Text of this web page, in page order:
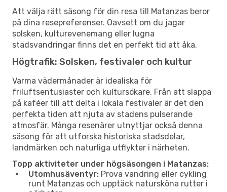
Att välja rätt säsong för din resa till Matanzas beror
på dina resepreferenser. Oavsett om du jagar
solsken, kulturevenemang eller lugna
stadsvandringar finns det en perfekt tid att åka.
Högtrafik: Solsken, festivaler och kultur
Varma vädermånader är idealiska för
friluftsentusiaster och kultursökare. Från att slappa
på kaféer till att delta i lokala festivaler är det den
perfekta tiden att njuta av stadens pulserande
atmosfär. Många resenärer utnyttjar också denna
säsong för att utforska historiska stadsdelar,
landmärken och naturliga utflykter i närheten.
Topp aktiviteter under högsäsongen i Matanzas:
Utomhusäventyr: Prova vandring eller cykling
runt Matanzas och upptäck natursköna rutter i